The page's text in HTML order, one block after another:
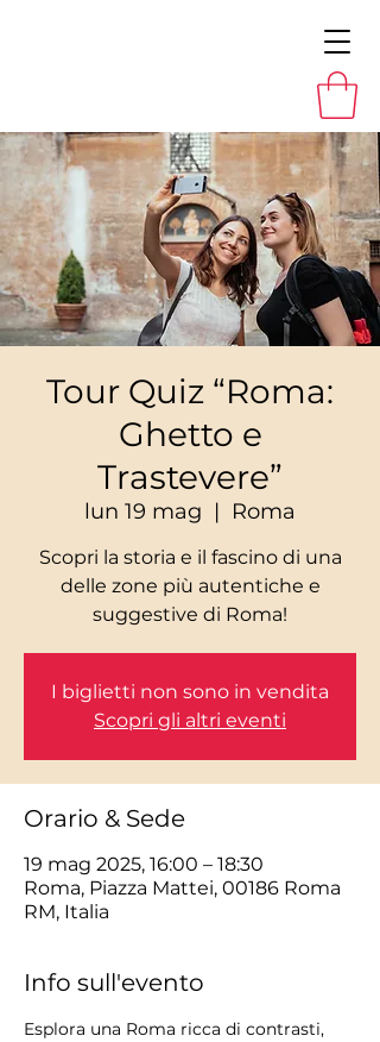
Tour Quiz “Roma:
Ghetto e
Trastevere”
lun 19 mag
  |
Roma
Scopri la storia e il fascino di una
delle zone più autentiche e
I biglietti non sono in vendita
Scopri gli altri eventi
Orario & Sede
19 mag 2025, 16:00 – 18:30
Roma, Piazza Mattei, 00186 Roma
RM, Italia
Info sull'evento
Esplora una Roma ricca di contrasti,